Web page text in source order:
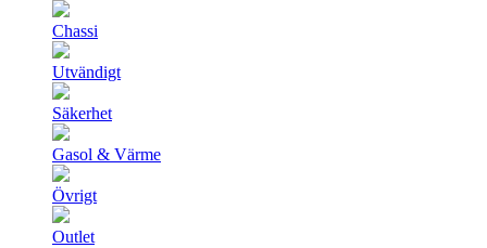
Chassi
Utvändigt
Säkerhet
Gasol & Värme
Övrigt
Outlet